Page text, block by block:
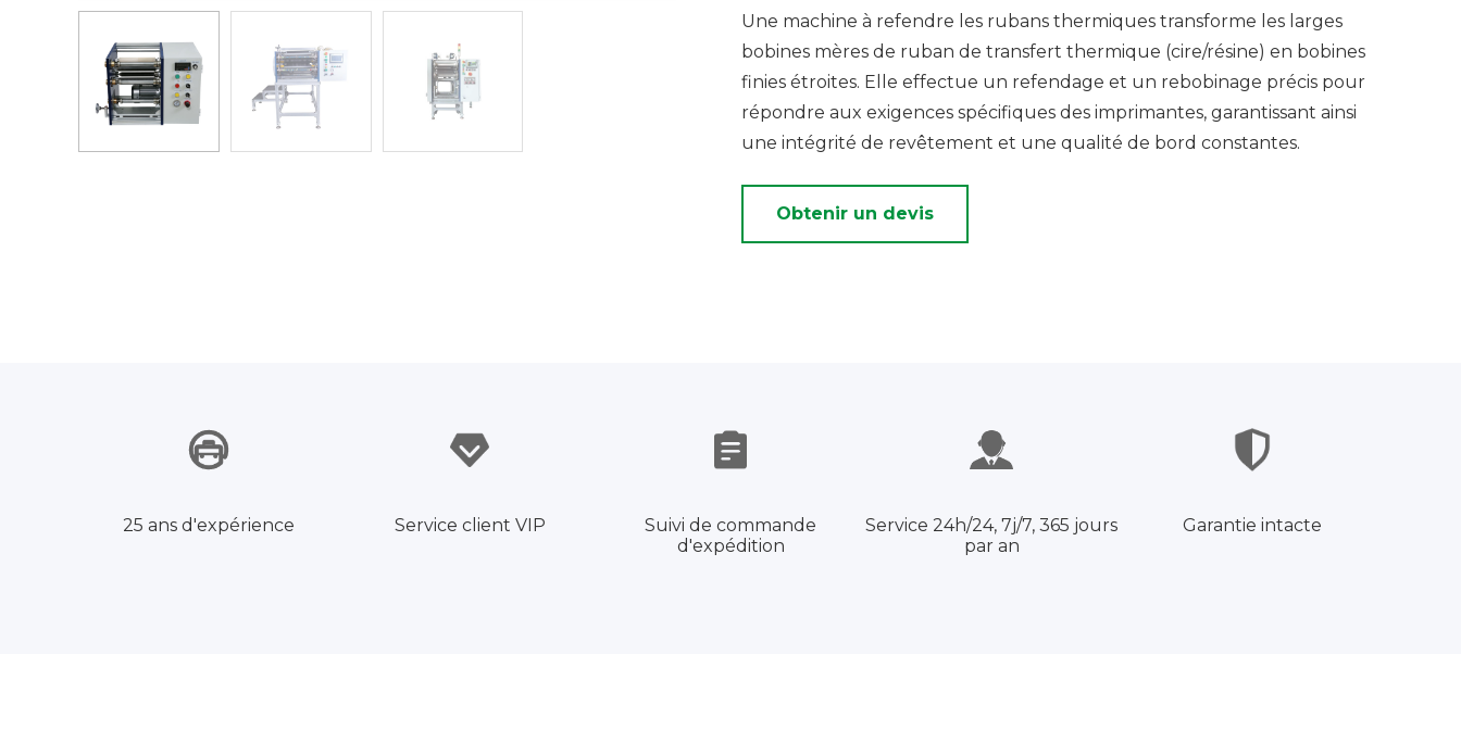
Une machine à refendre les rubans thermiques transforme les larges
bobines mères de ruban de transfert thermique (cire/résine) en bobines
finies étroites. Elle effectue un refendage et un rebobinage précis pour
répondre aux exigences spécifiques des imprimantes, garantissant ainsi
une intégrité de revêtement et une qualité de bord constantes.
Obtenir un devis
25 ans d'expérience Service client VIP
Suivi de commande
d'expédition
Service 24h/24, 7j/7, 365 jours
par an
Garantie intacte